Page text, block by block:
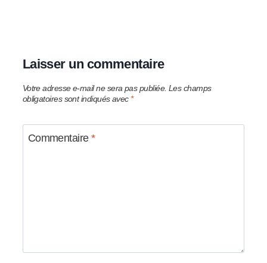
Laisser un commentaire
Votre adresse e-mail ne sera pas publiée. Les champs
obligatoires sont indiqués avec *
Commentaire*